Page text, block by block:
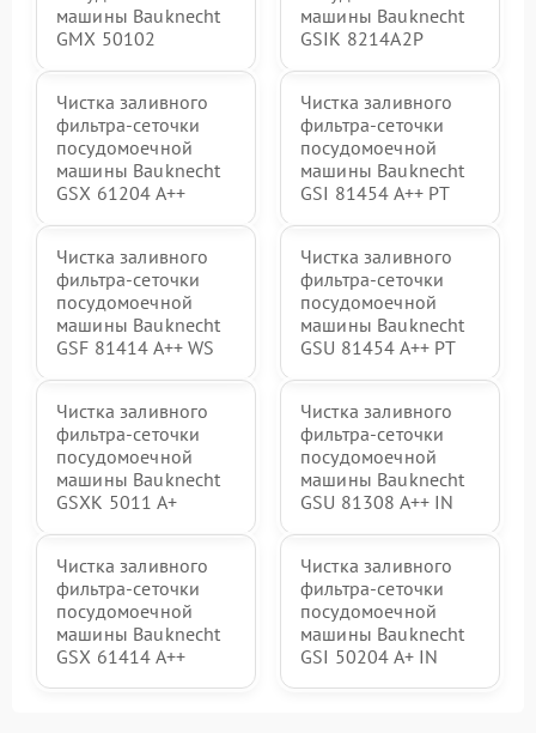
машины Bauknecht
GMX 50102
машины Bauknecht
GSIK 8214A2P
Чистка заливного
фильтра-сеточки
посудомоечной
машины Bauknecht
GSX 61204 A++
Чистка заливного
фильтра-сеточки
посудомоечной
машины Bauknecht
GSI 81454 A++ PT
Чистка заливного
фильтра-сеточки
посудомоечной
машины Bauknecht
GSF 81414 A++ WS
Чистка заливного
фильтра-сеточки
посудомоечной
машины Bauknecht
GSU 81454 A++ PT
Чистка заливного
фильтра-сеточки
посудомоечной
машины Bauknecht
GSXK 5011 A+
Чистка заливного
фильтра-сеточки
посудомоечной
машины Bauknecht
GSU 81308 A++ IN
Чистка заливного
фильтра-сеточки
посудомоечной
машины Bauknecht
GSX 61414 A++
Чистка заливного
фильтра-сеточки
посудомоечной
машины Bauknecht
GSI 50204 A+ IN